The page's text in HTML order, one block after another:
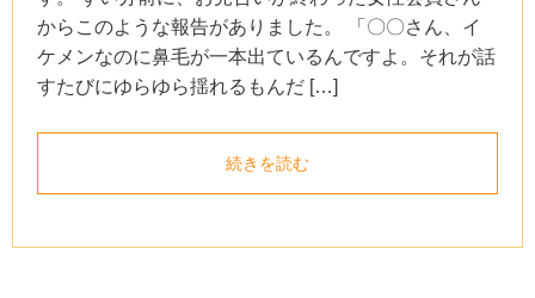
からこのような報告がありました。 「〇〇さん、イ
ケメンなのに鼻毛が一本出ているんですよ。それが話
すたびにゆらゆら揺れるもんだ […]
続きを読む